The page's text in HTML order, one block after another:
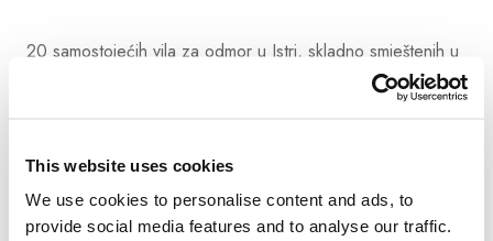
This website uses cookies
We use cookies to personalise content and ads, to
provide social media features and to analyse our traffic.
Od
117,65 €Po noćenju
20 samostojećih vila za odmor u Istri, skladno smještenih u
borovoj šumici, stvara idealno mediteransko okruženje za